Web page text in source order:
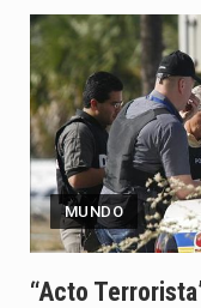
MUNDO
“Acto